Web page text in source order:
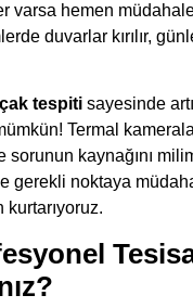
varsa hemen
duvarlar kırılır,
tespiti sayesinde
Termal
sorunun kaynağını
gerekli noktaya